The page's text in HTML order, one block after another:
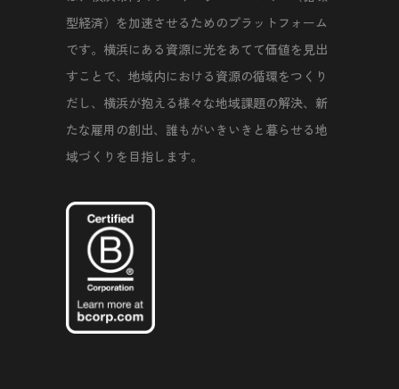
型経済）を加速させるためのプラットフォーム
です。横浜にある資源に光をあてて価値を見出
すことで、地域内における資源の循環をつくり
だし、横浜が抱える様々な地域課題の解決、新
たな雇用の創出、誰もがいきいきと暮らせる地
域づくりを目指します。